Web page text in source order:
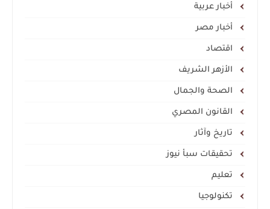
أخبار عربية
أخبار مصر
اقتصاد
الأزهر الشريف
الصحة والجمال
القانون المصري
تاريخ وآثار
تحقيقات سبأ نيوز
تعليم
تكنولوجيا